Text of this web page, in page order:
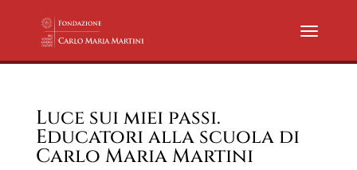
Luce sui miei passi.
Educatori alla scuola di
Carlo Maria Martini